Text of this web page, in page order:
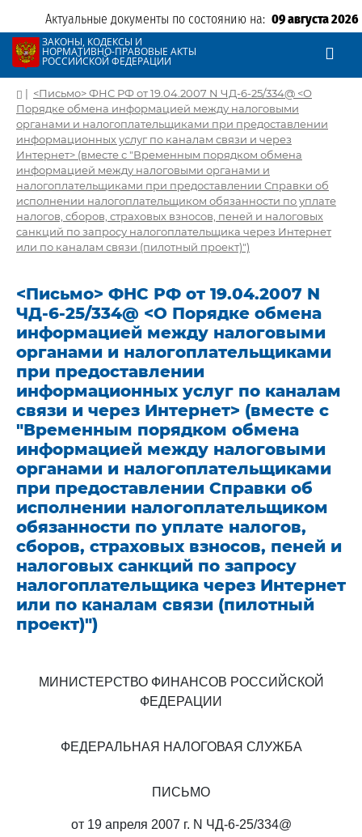
Актуальные документы по состоянию на: 09 августа 2026
ЗАКОНЫ, КОДЕКСЫ И
НОРМАТИВНО-ПРАВОВЫЕ АКТЫ
РОССИЙСКОЙ ФЕДЕРАЦИИ
| <Письмо> ФНС РФ от 19.04.2007 N ЧД-6-25/334@ <О
Порядке обмена информацией между налоговыми
органами и налогоплательщиками при предоставлении
информационных услуг по каналам связи и через
Интернет> (вместе с "Временным порядком обмена
информацией между налоговыми органами и
налогоплательщиками при предоставлении Справки об
исполнении налогоплательщиком обязанности по уплате
налогов, сборов, страховых взносов, пеней и налоговых
санкций по запросу налогоплательщика через Интернет
или по каналам связи (пилотный проект)")
<Письмо> ФНС РФ от 19.04.2007 N
ЧД-6-25/334@ <О Порядке обмена
информацией между налоговыми
органами и налогоплательщиками
при предоставлении
информационных услуг по каналам
связи и через Интернет> (вместе с
"Временным порядком обмена
информацией между налоговыми
органами и налогоплательщиками
при предоставлении Справки об
исполнении налогоплательщиком
обязанности по уплате налогов,
сборов, страховых взносов, пеней и
налоговых санкций по запросу
налогоплательщика через Интернет
или по каналам связи (пилотный
проект)")
МИНИСТЕРСТВО ФИНАНСОВ РОССИЙСКОЙ
ФЕДЕРАЦИИ
ФЕДЕРАЛЬНАЯ НАЛОГОВАЯ СЛУЖБА
ПИСЬМО
от 19 апреля 2007 г. N ЧД-6-25/334@